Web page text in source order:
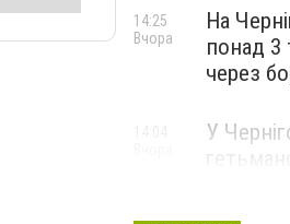
На
понад 3
через
14:25
Вчора
У